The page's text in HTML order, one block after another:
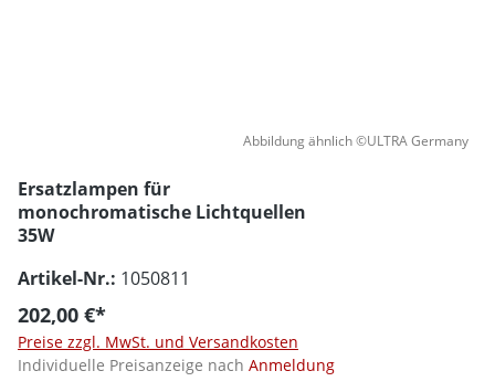
Abbildung ähnlich ©ULTRA Germany
Ersatzlampen für
monochromatische Lichtquellen
35W
Artikel-Nr.: 1050811
202,00 €*
Preise zzgl. MwSt. und Versandkosten
Individuelle Preisanzeige nach Anmeldung